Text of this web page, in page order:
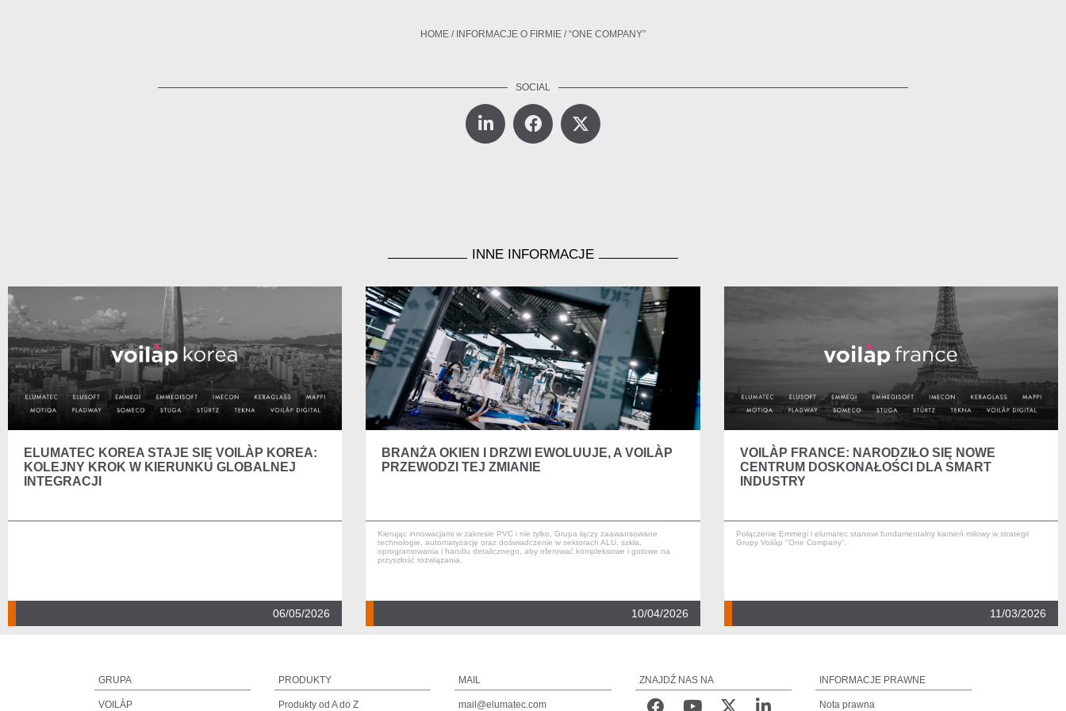
HOME / INFORMACJE O FIRMIE /“ONE COMPANY”
INNE INFORMACJE
ELUMATEC KOREA STAJE SIĘ VOILÀP KOREA:
KOLEJNY KROK W KIERUNKU GLOBALNEJ
INTEGRACJI
06/05/2026
BRANŻA OKIEN I DRZWI EWOLUUJE, A VOILÀP
PRZEWODZI TEJ ZMIANIE
Kierując innowacjami w zakresie PVC i nie tylko, Grupa łączy zaawansowane
technologie, automatyzację oraz doświadczenie w sektorach ALU, szkła,
oprogramowania i handlu detalicznego, aby oferować kompleksowe i gotowe na
przyszłość rozwiązania.
10/04/2026
VOILÀP FRANCE: NARODZIŁO SIĘ NOWE
CENTRUM DOSKONAŁOŚCI DLA SMART
INDUSTRY
Połączenie Emmegi i elumatec stanowi fundamentalny kamień milowy w strategii
Grupy Voilàp "One Company".
11/03/2026
GRUPA
VOILÀP
PRODUKTY
Produkty od A do Z
MAIL
mail@elumatec.com
ZNAJDŹ NAS NA INFORMACJE PRAWNE
Nota prawna